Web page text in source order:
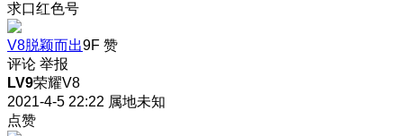
求口红色号
V8脱颖而出9F 赞
评论 举报
LV9荣耀V8
2021-4-5 22:22 属地未知
点赞